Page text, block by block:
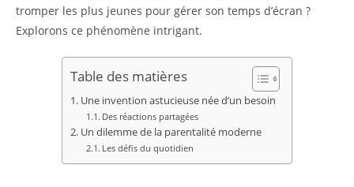
tromper les plus jeunes pour gérer son temps d’écran ?
Explorons ce phénomène intrigant.
Table des matières
Une invention astucieuse née d’un besoin
Des réactions partagées
Un dilemme de la parentalité moderne
Les défis du quotidien